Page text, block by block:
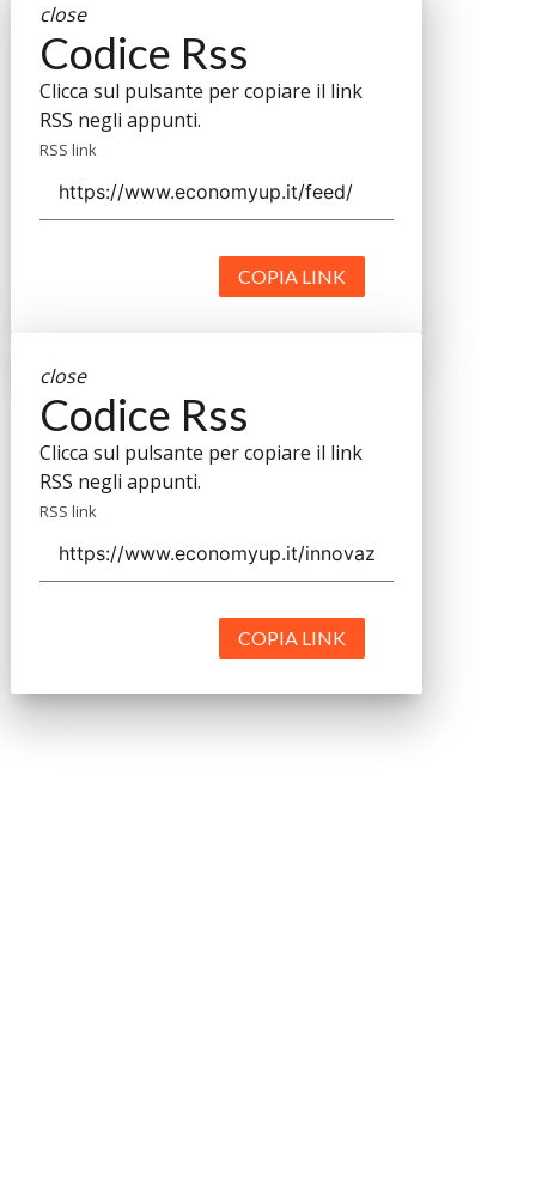
close
Codice Rss
Clicca sul pulsante per copiare il link
RSS negli appunti.
RSS link
COPIA LINK
close
Codice Rss
Clicca sul pulsante per copiare il link
RSS negli appunti.
RSS link
COPIA LINK